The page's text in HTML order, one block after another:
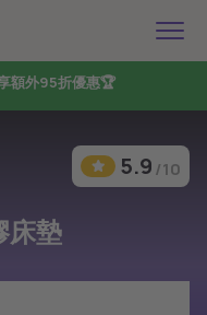
額外95折優惠🏆
5.9/10
床墊